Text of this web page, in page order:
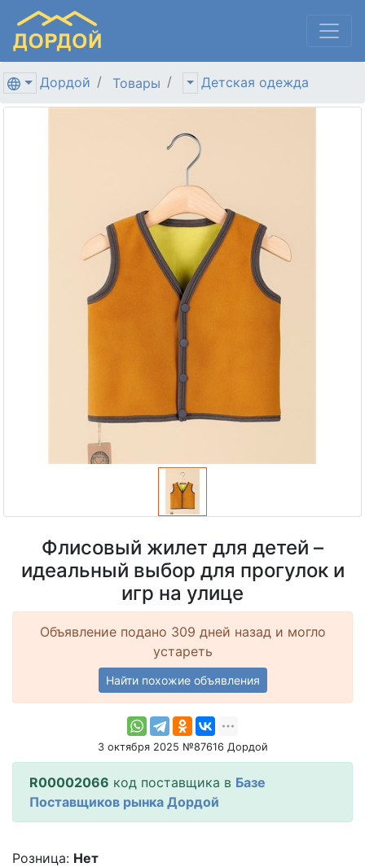
Дордой Товары Детская одежда
Флисовый жилет для детей –
идеальный выбор для прогулок и
игр на улице
Объявление подано 309 дней назад и могло
устареть
Найти похожие объявления
3 октября 2025 №87616 Дордой
R00002066 код поставщика в Базе
Поставщиков рынка Дордой
Розница: Нет